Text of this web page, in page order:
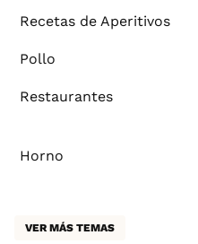
Recetas de Aperitivos
Pollo
Restaurantes
Horno
VER MÁS TEMAS